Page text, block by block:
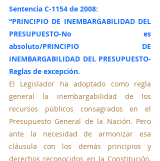
Sentencia C-1154 de 2008:
“PRINCIPIO DE INEMBARGABILIDAD DEL
PRESUPUESTO-No es
absoluto/PRINCIPIO DE
INEMBARGABILIDAD DEL PRESUPUESTO-
Reglas de excepción.
El Legislador ha adoptado como regla
general la inembargabilidad de los
recursos públicos consagrados en el
Presupuesto General de la Nación. Pero
ante la necesidad de armonizar esa
cláusula con los demás principios y
derechos reconocidos en la Constitución,